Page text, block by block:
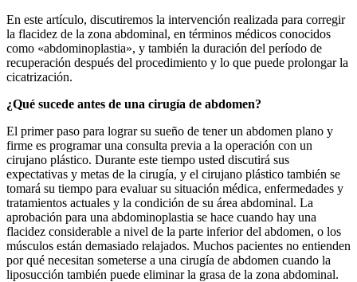
En este artículo, discutiremos la intervención realizada para corregir
la flacidez de la zona abdominal, en términos médicos conocidos
como «abdominoplastia», y también la duración del período de
recuperación después del procedimiento y lo que puede prolongar la
cicatrización.
¿Qué sucede antes de una cirugía de abdomen?
El primer paso para lograr su sueño de tener un abdomen plano y
firme es programar una consulta previa a la operación con un
cirujano plástico. Durante este tiempo usted discutirá sus
expectativas y metas de la cirugía, y el cirujano plástico también se
tomará su tiempo para evaluar su situación médica, enfermedades y
tratamientos actuales y la condición de su área abdominal. La
aprobación para una abdominoplastia se hace cuando hay una
flacidez considerable a nivel de la parte inferior del abdomen, o los
músculos están demasiado relajados. Muchos pacientes no entienden
por qué necesitan someterse a una cirugía de abdomen cuando la
liposucción también puede eliminar la grasa de la zona abdominal.